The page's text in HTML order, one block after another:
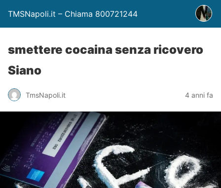
TMSNapoli.it – Chiama 800721244
smettere cocaina senza ricovero
Siano
TmsNapoli.it 4 anni fa